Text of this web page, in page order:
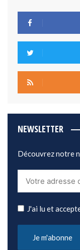
NEWSLETTER
Découvrez notre
J'ai lu et